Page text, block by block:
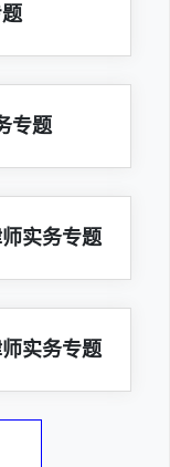
专题
实务专题
实务专题